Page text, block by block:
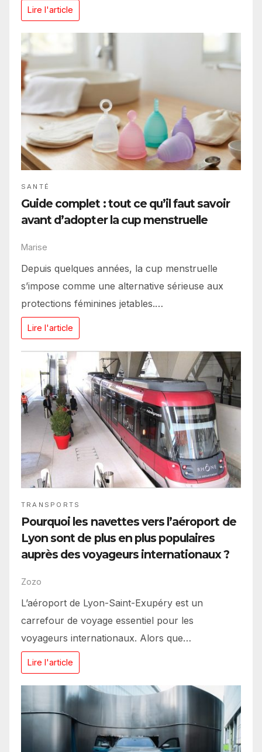
Lire l'article
SANTÉ
Guide complet : tout ce qu’il faut savoir
avant d’adopter la cup menstruelle
Marise
Depuis quelques années, la cup menstruelle
s’impose comme une alternative sérieuse aux
protections féminines jetables.…
Lire l'article
TRANSPORTS
Pourquoi les navettes vers l’aéroport de
Lyon sont de plus en plus populaires
auprès des voyageurs internationaux ?
Zozo
L’aéroport de Lyon-Saint-Exupéry est un
carrefour de voyage essentiel pour les
voyageurs internationaux. Alors que…
Lire l'article